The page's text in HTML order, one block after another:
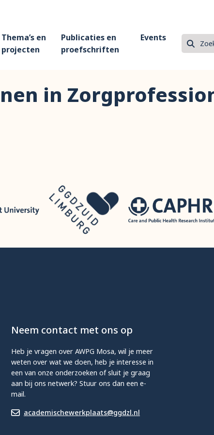
Thema’s en
projecten
Publicaties en
proefschriften
Events
Zoeken
Zoek
in
Neem contact met ons op
Heb je vragen over AWPG Mosa, wil je meer
weten over wat we doen, heb je interesse in
een van onze onderzoeken of sluit je graag
aan bij ons netwerk? Stuur ons dan een e-
mail.
academischewerkplaats@ggdzl.nl